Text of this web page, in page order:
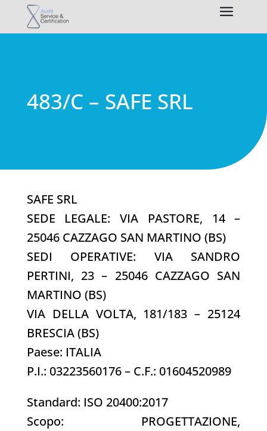
483/C – SAFE SRL
SAFE SRL
SEDE LEGALE: VIA PASTORE, 14 –
25046 CAZZAGO SAN MARTINO (BS)
SEDI OPERATIVE: VIA SANDRO
PERTINI, 23 – 25046 CAZZAGO SAN
MARTINO (BS)
VIA DELLA VOLTA, 181/183 – 25124
BRESCIA (BS)
Paese: ITALIA
P.I.: 03223560176 – C.F.: 01604520989
Standard: ISO 20400:2017
Scopo: PROGETTAZIONE,